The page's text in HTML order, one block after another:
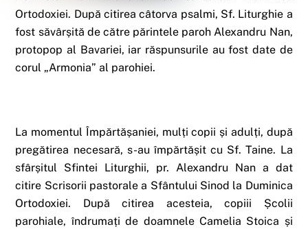
Ortodoxiei. După citirea câtorva psalmi, Sf. Liturghie a
fost săvârșită de către părintele paroh Alexandru Nan,
protopop al Bavariei, iar răspunsurile au fost date de
corul „Armonia” al parohiei.
La momentul Împărtășaniei, mulți copii și adulți, după
pregătirea necesară, s-au împărtășit cu Sf. Taine. La
sfârșitul Sfintei Liturghii, pr. Alexandru Nan a dat
citire Scrisorii pastorale a Sfântului Sinod la Duminica
Ortodoxiei. După citirea acesteia, copiii Școlii
parohiale, îndrumați de doamnele Camelia Stoica și